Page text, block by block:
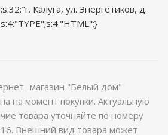
Калуга, ул. Энергетиков, д.
магазин "Белый дом"
на момент покупки. Актуальную
товара уточняйте по номеру
Внешний вид товара может